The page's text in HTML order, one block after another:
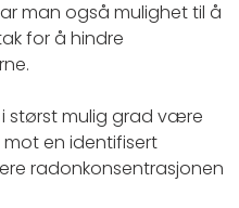
man også mulighet til å
for å hindre
i størst mulig grad være
mot en identifisert
radonkonsentrasjonen